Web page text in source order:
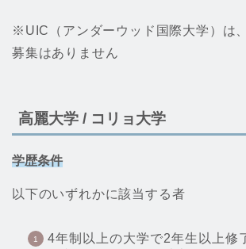
※UIC（アンダーウッド国際大学）は
募集はありません
高麗大学 / コリョ大学
学歴条件
以下のいずれかに該当する者
4年制以上の大学で2年生以上修